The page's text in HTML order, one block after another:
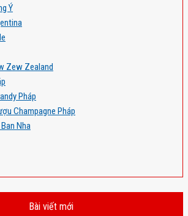
Ý
Zew Zealand
Pháp
Champagne Pháp
Nha
Bài viết mới